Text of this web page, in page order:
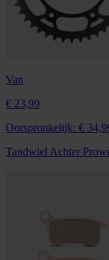
Van
€ 23,99
Oorspronkelijk: €
Tandwiel Achter